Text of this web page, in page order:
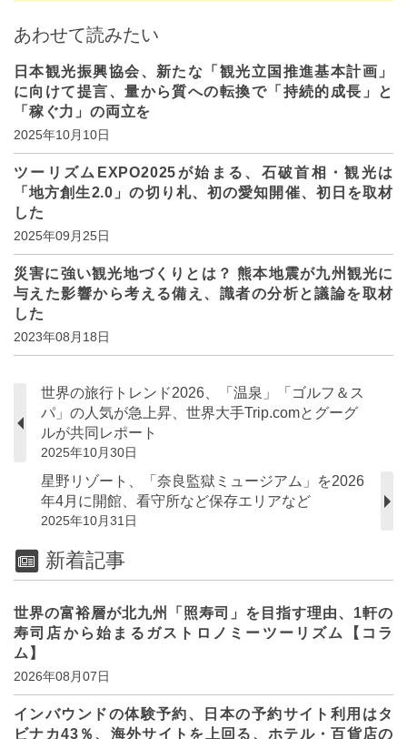
あわせて読みたい
日本観光振興協会、新たな「観光立国推進基本計画」
に向けて提言、量から質への転換で「持続的成長」と
「稼ぐ力」の両立を
2025年10月10日
ツーリズムEXPO2025が始まる、石破首相・観光は
「地方創生2.0」の切り札、初の愛知開催、初日を取材
した
2025年09月25日
災害に強い観光地づくりとは？ 熊本地震が九州観光に
与えた影響から考える備え、識者の分析と議論を取材
した
2023年08月18日
世界の旅行トレンド2026、「温泉」「ゴルフ＆ス
パ」の人気が急上昇、世界大手Trip.comとグーグ
ルが共同レポート
2025年10月30日
星野リゾート、「奈良監獄ミュージアム」を2026
年4月に開館、看守所など保存エリアなど
2025年10月31日
新着記事
世界の富裕層が北九州「照寿司」を目指す理由、1軒の
寿司店から始まるガストロノミーツーリズム【コラ
ム】
2026年08月07日
インバウンドの体験予約、日本の予約サイト利用はタ
ビナカ43％、海外サイトを上回る、ホテル・百貨店の